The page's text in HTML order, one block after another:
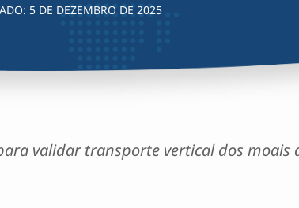
5 DE DEZEMBRO DE 2025
validar transporte vertical dos moais